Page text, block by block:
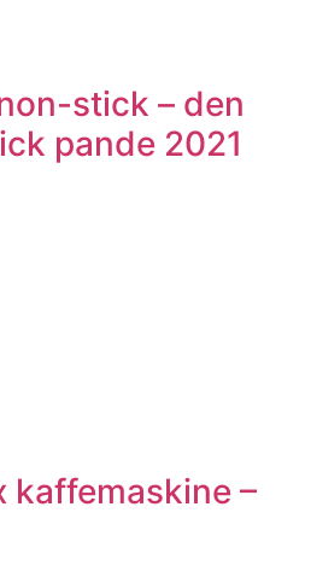
stick – den
pande 2021
kaffemaskine –